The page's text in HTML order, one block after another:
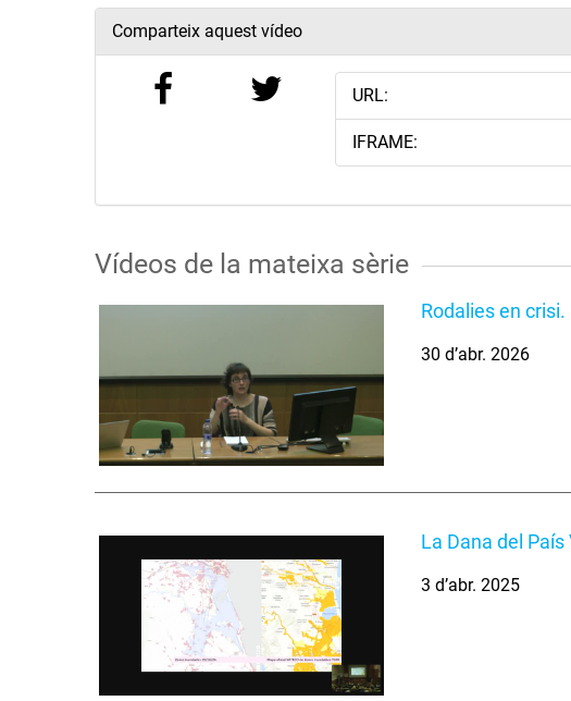
Comparteix aquest vídeo
URL:
IFRAME:
Vídeos de la mateixa sèrie
Rodalies en
30 d’abr. 2026
La Dana del
3 d’abr. 2025